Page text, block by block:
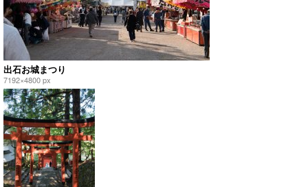
出石お城まつり
7192×4800 px